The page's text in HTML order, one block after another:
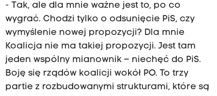
- Tak, ale dla mnie ważne jest to, po co
wygrać. Chodzi tylko o odsunięcie PiS, czy
wymyślenie nowej propozycji? Dla mnie
Koalicja nie ma takiej propozycji. Jest tam
jeden wspólny mianownik – niechęć do PiS.
Boję się rządów koalicji wokół PO. To trzy
partie z rozbudowanymi strukturami, które są